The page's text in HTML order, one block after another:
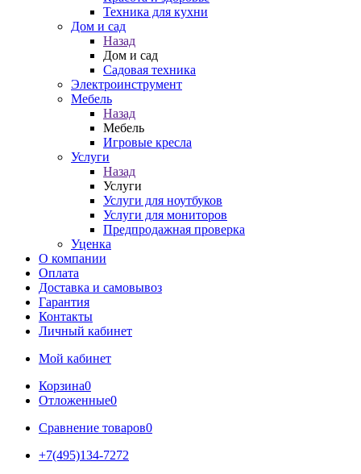
Техника для кухни
Дом и сад
Назад
Дом и сад
Садовая техника
Электроинструмент
Мебель
Назад
Мебель
Игровые кресла
Услуги
Назад
Услуги
Услуги для ноутбуков
Услуги для мониторов
Предпродажная проверка
Уценка
О компании
Оплата
Доставка и самовывоз
Гарантия
Контакты
Личный кабинет
Мой кабинет
Корзина0
Отложенные0
Сравнение товаров0
+7(495)134-7272